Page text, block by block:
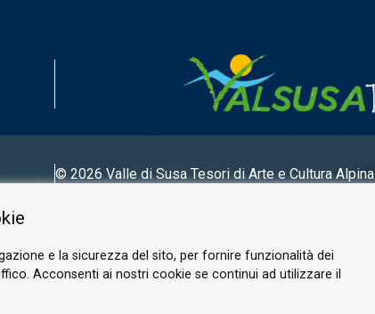
© 2026 Valle di SusaTesori di Arte e Cultura Alpina
e la sicurezza del sito, per fornire funzionalità dei
Acconsenti ai nostri cookie se continui ad utilizzare il